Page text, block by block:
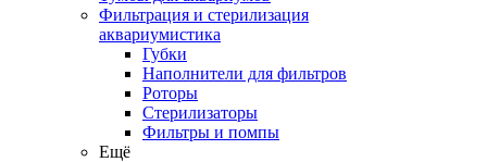
Фильтрация и стерилизация
аквариумистика
Губки
Наполнители для фильтров
Роторы
Стерилизаторы
Фильтры и помпы
Ещё